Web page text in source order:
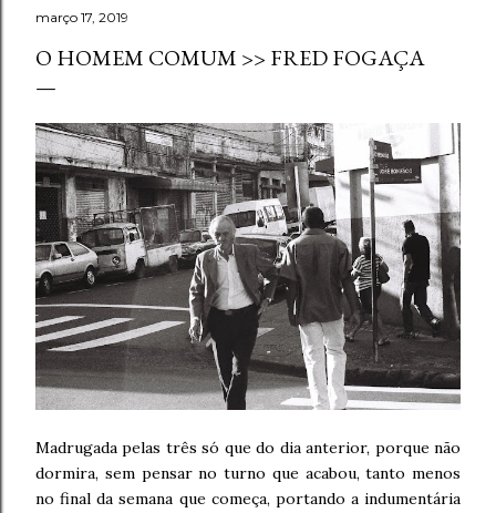
março 17, 2019
O HOMEM COMUM >> FRED FOGAÇA
Madrugada pelas três só que do dia anterior, porque não
dormira, sem pensar no turno que acabou, tanto menos
no final da semana que começa, portando a indumentária